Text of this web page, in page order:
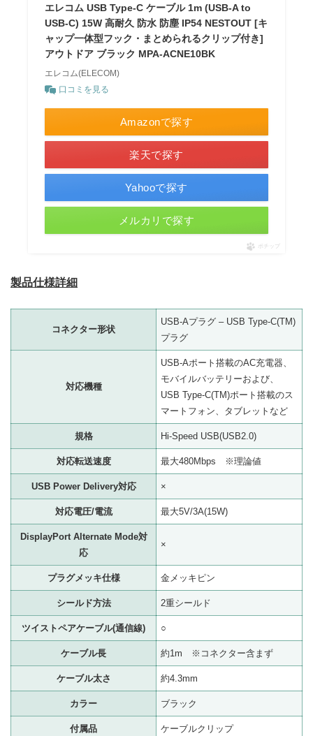
エレコム USB Type-C ケーブル 1m (USB-A to
USB-C) 15W 高耐久 防水 防塵 IP54 NESTOUT [キ
ャップ一体型フック・まとめられるクリップ付き]
アウトドア ブラック MPA-ACNE10BK
エレコム(ELECOM)
口コミを見る
Amazonで探す
楽天で探す
Yahooで探す
メルカリで探す
ポチップ
製品仕様詳細
コネクター形状
USB-Aプラグ – USB Type-C(TM)
プラグ
対応機種
USB-Aポート搭載のAC充電器、
モバイルバッテリーおよび、
USB Type-C(TM)ポート搭載のス
マートフォン、タブレットなど
規格 Hi-Speed USB(USB2.0)
対応転送速度 最大480Mbps ※理論値
USB Power Delivery対応 ×
対応電圧/電流 最大5V/3A(15W)
DisplayPort Alternate Mode対
応
×
プラグメッキ仕様 金メッキピン
シールド方法 2重シールド
ツイストペアケーブル(通信線) ○
ケーブル長 約1m ※コネクター含まず
ケーブル太さ 約4.3mm
カラー ブラック
付属品 ケーブルクリップ